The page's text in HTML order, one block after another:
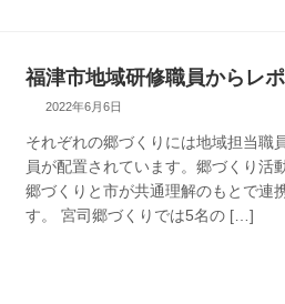
福津市地域研修職員からレ
2022年6月6日
それぞれの郷づくりには地域担当職
員が配置されています。郷づくり活
郷づくりと市が共通理解のもとで連
す。 宮司郷づくりでは5名の […]